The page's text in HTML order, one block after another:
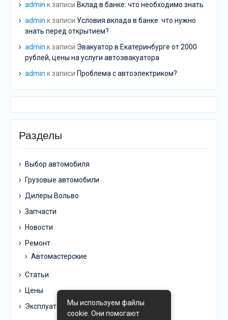
admin к записи Вклад в банке: что необходимо знать
admin к записи Условия вклада в банке: что нужно
знать перед открытием?
admin к записи Эвакуатор в Екатеринбурге от 2000
рублей, цены на услуги автоэвакуатора
admin к записи Проблема с автоэлектриком?
Разделы
Выбор автомобиля
Грузовые автомобили
Дилеры Вольво
Запчасти
Новости
Ремонт
Автомастерские
Статьи
Цены
ЭксплуатацияМы используем файлы
cookie. Они помогают